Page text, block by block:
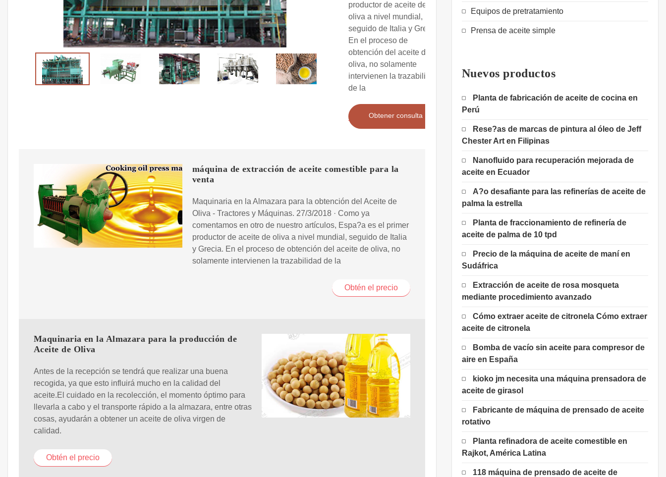
productor de aceite de
oliva a nivel mundial,
seguido de Italia y Grecia.
En el proceso de
obtención del aceite de
oliva, no solamente
intervienen la trazabilidad
de la
Obtener consulta
máquina de extracción de aceite comestible para la
venta
Maquinaria en la Almazara para la obtención del Aceite de
Oliva - Tractores y Máquinas. 27/3/2018 · Como ya
comentamos en otro de nuestro artículos, Espa?a es el primer
productor de aceite de oliva a nivel mundial, seguido de Italia
y Grecia. En el proceso de obtención del aceite de oliva, no
solamente intervienen la trazabilidad de la
Obtén el precio
Maquinaria en la Almazara para la producción de
Aceite de Oliva
Antes de la recepción se tendrá que realizar una buena
recogida, ya que esto influirá mucho en la calidad del
aceite.El cuidado en la recolección, el momento óptimo para
llevarla a cabo y el transporte rápido a la almazara, entre otras
cosas, ayudarán a obtener un aceite de oliva virgen de
calidad.
Obtén el precio
Equipos de pretratamiento
Prensa de aceite simple
Nuevos productos
Planta de fabricación de aceite de cocina en
Perú
Rese?as de marcas de pintura al óleo de Jeff
Chester Art en Filipinas
Nanofluido para recuperación mejorada de
aceite en Ecuador
A?o desafiante para las refinerías de aceite de
palma la estrella
Planta de fraccionamiento de refinería de
aceite de palma de 10 tpd
Precio de la máquina de aceite de maní en
Sudáfrica
Extracción de aceite de rosa mosqueta
mediante procedimiento avanzado
Cómo extraer aceite de citronela Cómo extraer
aceite de citronela
Bomba de vacío sin aceite para compresor de
aire en España
kioko jm necesita una máquina prensadora de
aceite de girasol
Fabricante de máquina de prensado de aceite
rotativo
Planta refinadora de aceite comestible en
Rajkot, América Latina
118 máquina de prensado de aceite de